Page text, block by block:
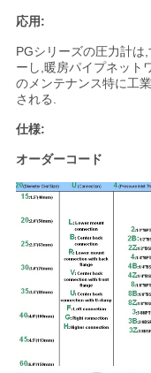
用
を
要
求
し
な
さ
い
VR
SHOW
応用:
PGシリーズの圧力計は
ーし,暖房パイプネット
のメンテナンス特に工
される.
仕様:
オーダーコード